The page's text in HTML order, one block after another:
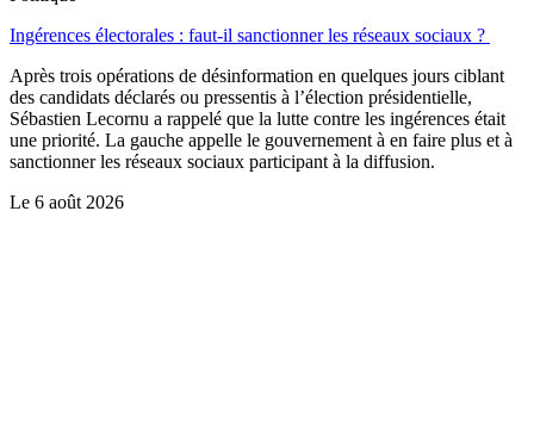
Ingérences électorales : faut-il sanctionner les réseaux sociaux ?
Après trois opérations de désinformation en quelques jours ciblant
des candidats déclarés ou pressentis à l’élection présidentielle,
Sébastien Lecornu a rappelé que la lutte contre les ingérences était
une priorité. La gauche appelle le gouvernement à en faire plus et à
sanctionner les réseaux sociaux participant à la diffusion.
Le 6 août 2026